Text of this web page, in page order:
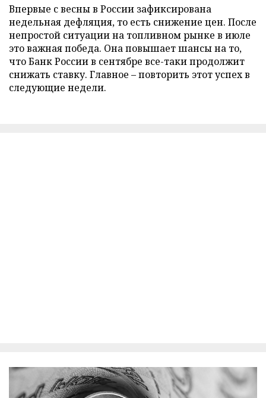
Впервые с весны в России зафиксирована
недельная дефляция, то есть снижение цен. После
непростой ситуации на топливном рынке в июле
это важная победа. Она повышает шансы на то,
что Банк России в сентябре все-таки продолжит
снижать ставку. Главное – повторить этот успех в
следующие недели.